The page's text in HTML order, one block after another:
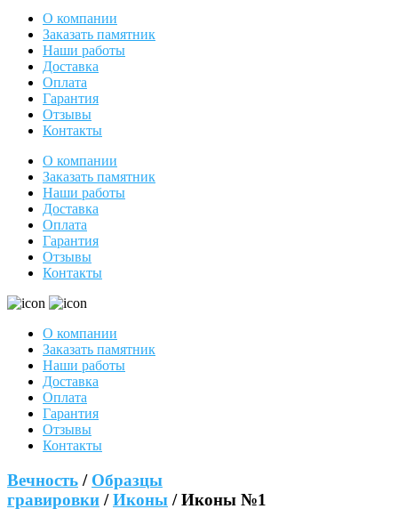
О компании
Заказать памятник
Наши работы
Доставка
Оплата
Гарантия
Отзывы
Контакты
О компании
Заказать памятник
Наши работы
Доставка
Оплата
Гарантия
Отзывы
Контакты
О компании
Заказать памятник
Наши работы
Доставка
Оплата
Гарантия
Отзывы
Контакты
Вечность / Образцы
гравировки /Иконы / Иконы №1